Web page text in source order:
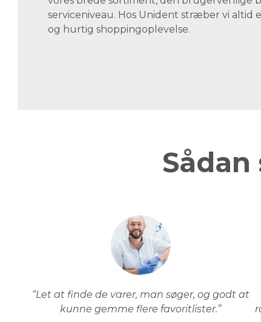
serviceniveau. Hos Unident stræber vi altid
og hurtig shoppingoplevelse.
“Let at finde de varer, man søger, og godt at
kunne gemme flere favoritlister.”